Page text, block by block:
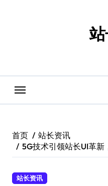
站
首页
站长资讯
5G技术引领站长UI革
站长资讯